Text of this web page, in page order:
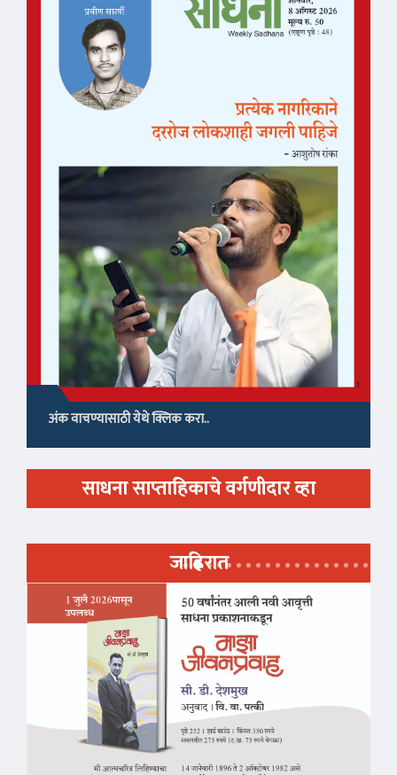
अंक वाचण्यासाठी येथे क्लिक करा..
साधना साप्ताहिकाचे वर्गणीदार व्हा
जाहिरात